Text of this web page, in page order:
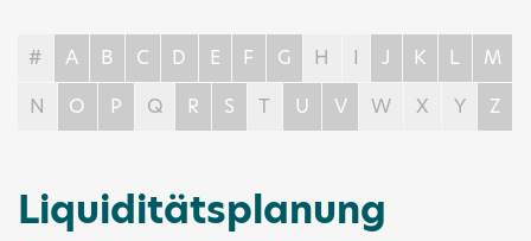
# A B C D E F G H I J K L
M
N
O P Q R S T U V W X Y Z
Liquiditätsplanung